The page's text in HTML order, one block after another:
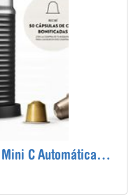
Cafetera Nespresso Essenza Mini C Automática + Aeroccino Negra